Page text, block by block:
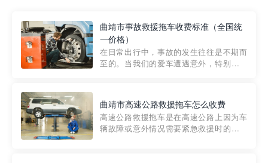
曲靖市事故救援拖车收费标准（全国统
一价格）
在日常出行中，事故的发生往往是不期而
至的。当我们的爱车遭遇意外，特别是在
细解析一下市区事故救援拖车的收费标
准，以及在选用拖车服务时应注...
曲靖市高速公路救援拖车怎么收费
高速公路救援拖车是在高速公路上因为车
辆故障或意外情况需要紧急救援时的必备